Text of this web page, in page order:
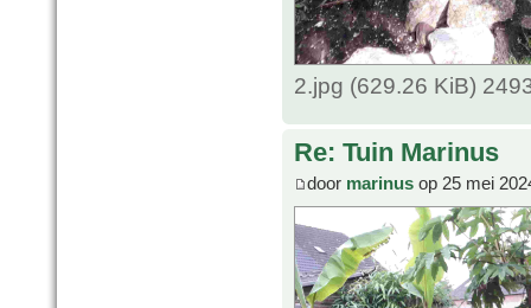
2.jpg (629.26 KiB)
Re: Tuin Marinus
door marinus op 25 mei